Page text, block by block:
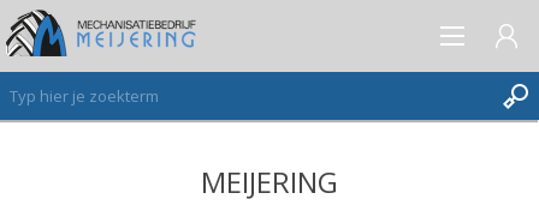
AANMELDEN ALS NIEUWE KLANTMEIJERING